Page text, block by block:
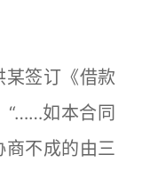
签订《借款
“……如本合同
商不成的由三